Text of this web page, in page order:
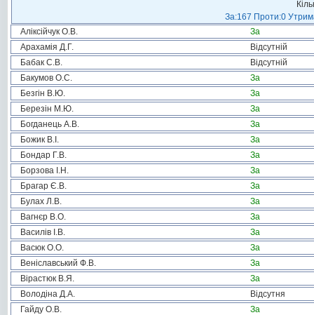
За:167 Проти:0
Аліксійчук О.В.
За
Арахамія Д.Г.
Відсутній
Бабак С.В.
Відсутній
Бакумов О.С.
За
Безгін В.Ю.
За
Березін М.Ю.
За
Богданець А.В.
За
Божик В.І.
За
Бондар Г.В.
За
Борзова І.Н.
За
Брагар Є.В.
За
Булах Л.В.
За
Вагнєр В.О.
За
Василів І.В.
За
Васюк О.О.
За
Веніславський Ф.В.
За
Вірастюк В.Я.
За
Володіна Д.А.
Відсутня
Гайду О.В.
За